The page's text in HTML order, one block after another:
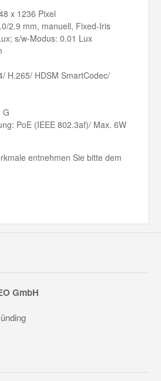
x 1236 Pixel
2.9 mm, manuell, Fixed-Iris
s/w-Modus: 0.01 Lux
H.265/ HDSM SmartCodec/
G
PoE (IEEE 802.3af)/ Max. 6W
entnehmen Sie bitte dem
GmbH